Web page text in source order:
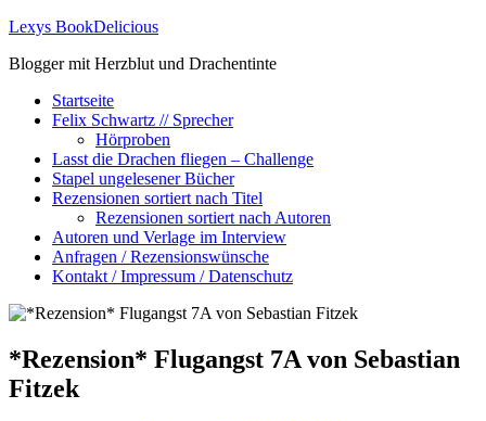
Lexys BookDelicious
Blogger mit Herzblut und Drachentinte
Startseite
Felix Schwartz // Sprecher
Hörproben
Lasst die Drachen fliegen – Challenge
Stapel ungelesener Bücher
Rezensionen sortiert nach Titel
Rezensionen sortiert nach Autoren
Autoren und Verlage im Interview
Anfragen / Rezensionswünsche
Kontakt / Impressum / Datenschutz
*Rezension* Flugangst 7A von Sebastian
Fitzek